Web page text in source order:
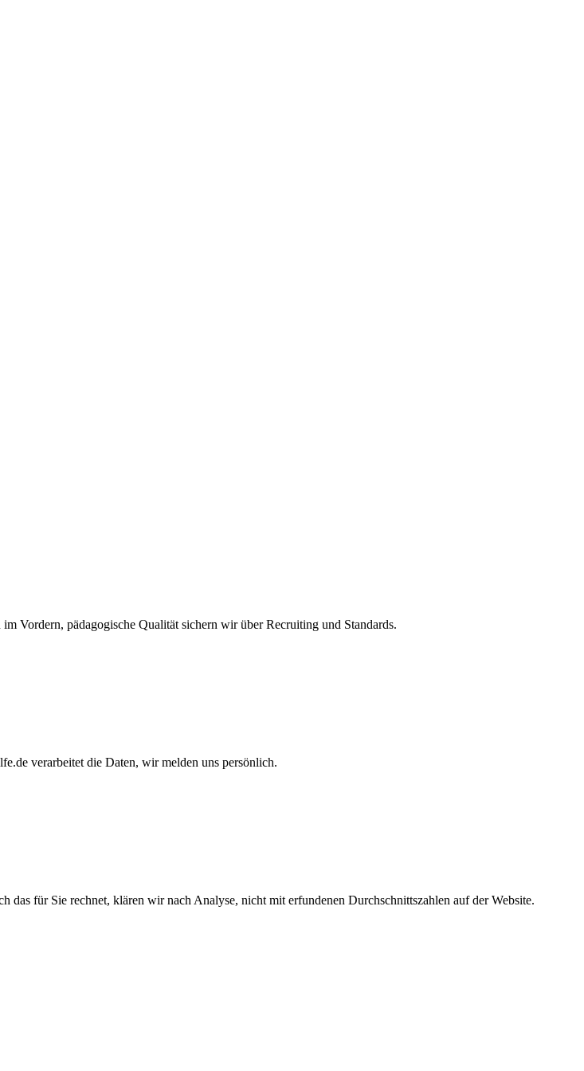
Vordern, pädagogische Qualität sichern wir über Recruiting und Standards.
verarbeitet die Daten, wir melden uns persönlich.
für Sie rechnet, klären wir nach Analyse, nicht mit erfundenen Durchschnittszahlen auf der Website.